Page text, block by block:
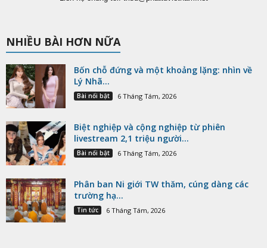
NHIỀU BÀI HƠN NỮA
Bốn chỗ đứng và một khoảng lặng: nhìn về
Lý Nhã...
Bài nổi bật 6 Tháng Tám, 2026
Biệt nghiệp và cộng nghiệp từ phiên
livestream 2,1 triệu người...
Bài nổi bật 6 Tháng Tám, 2026
Phân ban Ni giới TW thăm, cúng dàng các
trường hạ...
Tin tức 6 Tháng Tám, 2026